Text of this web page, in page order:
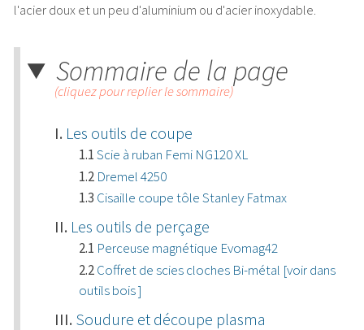
l'acier doux et un peu d'aluminium ou d'acier inoxydable.
Sommaire de la page
(cliquez pour replier le sommaire)
Les outils de coupe
Scie à ruban Femi NG120 XL
Dremel 4250
Cisaille coupe tôle Stanley Fatmax
Les outils de perçage
Perceuse magnétique Evomag42
Coffret de scies cloches Bi-métal [voir dans
outils bois ]
Soudure et découpe plasma